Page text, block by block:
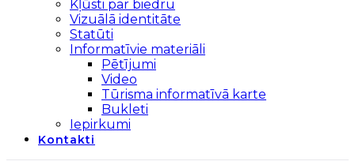
Kļūsti par biedru
Vizuālā identitāte
Statūti
Informatīvie materiāli
Pētījumi
Video
Tūrisma informatīvā karte
Bukleti
Iepirkumi
Kontakti